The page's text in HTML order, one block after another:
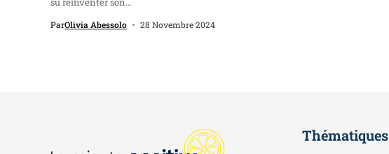
ParOlivia Abessolo 28 Novembre 2024
Thématiques